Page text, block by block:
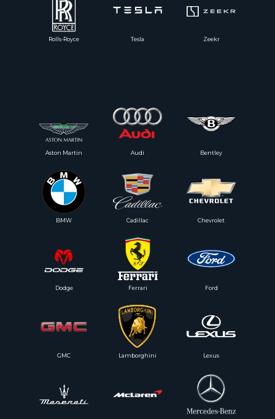
Rolls-Royce Tesla Zeekr
GMC
Dodge Ford
BMW
Bentley
Audi
Aston Martin
Lexus
Lamborghini
Ferrari
Chevrolet
Cadillac
Отправить